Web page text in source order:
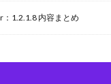
：1.2.1.8 内容まとめ